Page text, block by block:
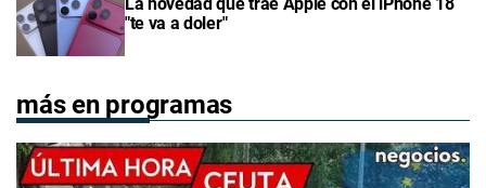
La novedad que trae Apple con el iPhone 18
"te va a doler"
más en programas